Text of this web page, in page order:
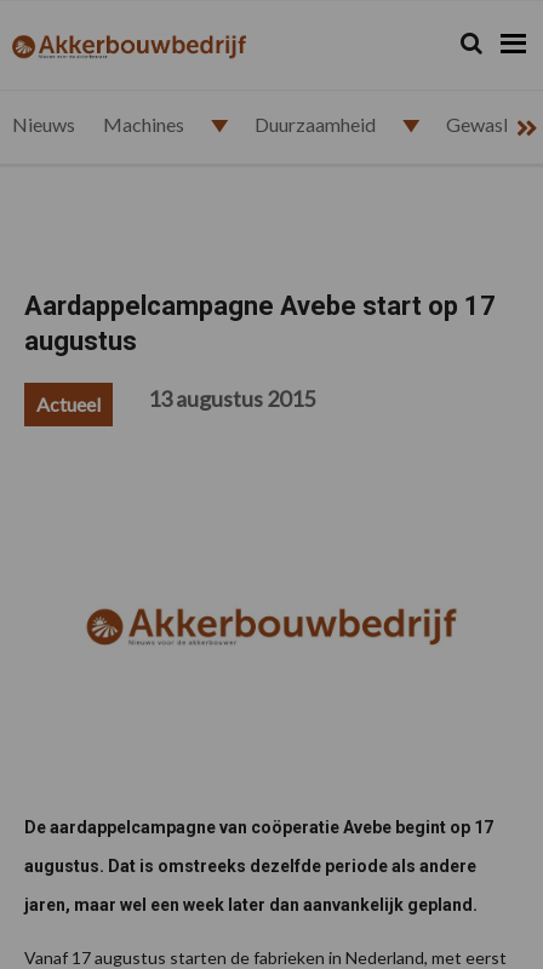
de
de
de
de
akkerbouwbedrijf.nl Zoeken...
Zoek
Nieuws Machines Duurzaamheid
Aardappelcampagne Avebe start op 17
augustus
Actueel 13 augustus 2015
De aardappelcampagne van coöperatie Avebe begint op 17
augustus. Dat is omstreeks dezelfde periode als andere
jaren, maar wel een week later dan aanvankelijk gepland.
Vanaf 17 augustus starten de fabrieken in Nederland, met eerst